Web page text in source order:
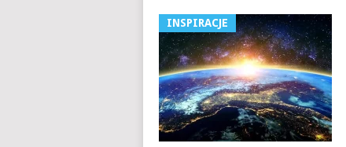
INSPIRACJE